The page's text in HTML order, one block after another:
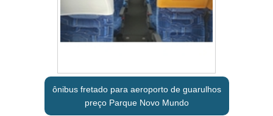
ônibus fretado para aeroporto de guarulhos
preço Parque Novo Mundo